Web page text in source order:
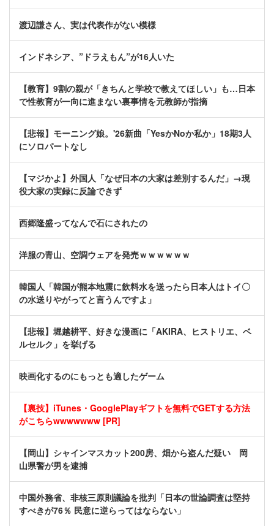
渡辺謙さん、実は代表作がない模様
インドネシア、”ドラえもん”が16人いた
【教育】9割の親が「きちんと学校で教えてほしい」も…日本
で性教育が一向に進まない裏事情を元教師が指摘
【悲報】モーニング娘。'26新曲「YesかNoか私か」18期3人
にソロパートなし
【マジかよ】外国人「なぜ日本の大家は差別するんだ」→現
役大家の実録に反論できず
西郷隆盛ってなんで石にされたの
洋服の青山、空調ウェアを発売ｗｗｗｗｗｗ
韓国人「韓国が熊本地震に飲料水を送ったら日本人はトイ〇
の水送りやがってと言うんですよ」
【悲報】堀越耕平、好きな漫画に「AKIRA、ヒストリエ、ベ
ルセルク」を挙げる
映画化するのにもっとも適したゲーム
【裏技】iTunes・GooglePlayギフトを無料でGETする方法
がこちらwwwwwww [PR]
【岡山】シャインマスカット200房、畑から盗んだ疑い 岡
山県警が男を逮捕
中国外務省、非核三原則議論を批判「日本の世論調査は堅持
すべきが76％ 民意に逆らってはならない」